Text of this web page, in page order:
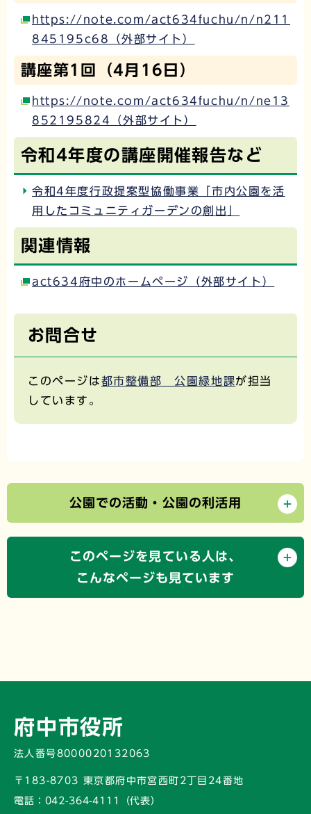
https://note.com/act634fuchu/n/n211
845195c68（外部サイト）
講座第1回（4月16日）
https://note.com/act634fuchu/n/ne13
852195824（外部サイト）
令和4年度の講座開催報告など
令和4年度行政提案型協働事業「市内公園を活
用したコミュニティガーデンの創出」
関連情報
act634府中のホームページ（外部サイト）
お問合せ
このページは都市整備部 公園緑地課が担当
しています。
公園での活動・公園の利活用
このページを見ている人は、
こんなページも見ています
府中市役所
法人番号8000020132063
〒183-8703 東京都府中市宮西町2丁目24番地
電話： 042-364-4111（代表）